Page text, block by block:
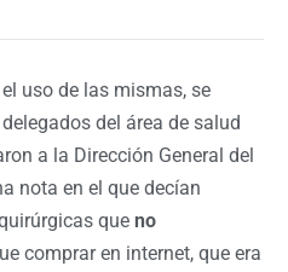
uso de las mismas, se
del área de salud
a la Dirección General del
nota en el que decían
que no
comprar en internet, que era